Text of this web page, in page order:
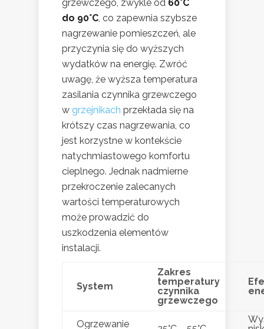
grzewczego, zwykle od 60°C
do 90°C, co zapewnia szybsze
nagrzewanie pomieszczeń, ale
przyczynia się do wyższych
wydatków na energię. Zwróć
uwagę, że wyższa temperatura
zasilania czynnika grzewczego
w grzejnikach przekłada się na
krótszy czas nagrzewania, co
jest korzystne w kontekście
natychmiastowego komfortu
cieplnego. Jednak nadmierne
przekroczenie zalecanych
wartości temperaturowych
może prowadzić do
uszkodzenia elementów
instalacji.
System
Zakres
temperatury
czynnika
grzewczego
Ogrzewanie